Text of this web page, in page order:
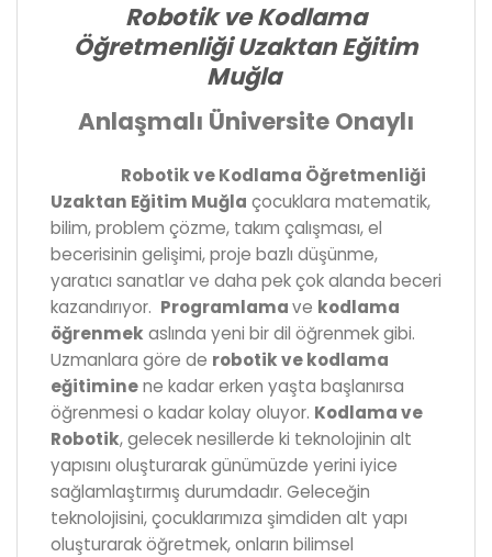
Robotik ve Kodlama
Öğretmenliği Uzaktan Eğitim
Muğla
Anlaşmalı Üniversite Onaylı
Robotik ve Kodlama Öğretmenliği
Uzaktan Eğitim Muğla çocuklara matematik,
bilim, problem çözme, takım çalışması, el
becerisinin gelişimi, proje bazlı düşünme,
yaratıcı sanatlar ve daha pek çok alanda beceri
kazandırıyor. Programlamave kodlama
öğrenmek aslında yeni bir dil öğrenmek gibi.
Uzmanlara göre de robotik ve kodlama
eğitiminene kadar erken yaşta başlanırsa
öğrenmesi o kadar kolay oluyor. Kodlama ve
Robotik, gelecek nesillerde ki teknolojinin alt
yapısını oluşturarak günümüzde yerini iyice
sağlamlaştırmış durumdadır. Geleceğin
teknolojisini, çocuklarımıza şimdiden alt yapı
oluşturarak öğretmek, onların bilimsel